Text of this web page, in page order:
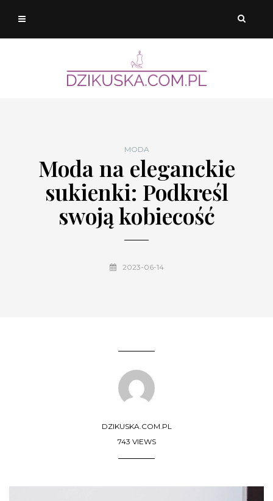
MODA
Moda na eleganckie
sukienki: Podkreśl
swoją kobiecość
2023-06-14
DZIKUSKA.COM.PL
743 VIEWS